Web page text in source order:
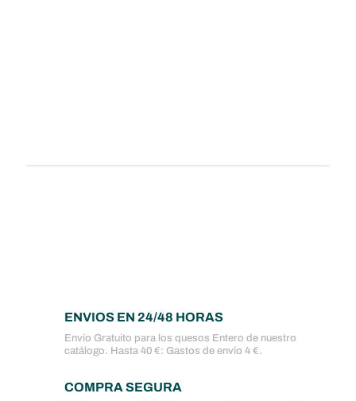
ENVIOS EN 24/48 HORAS
Envío Gratuito para los quesos Entero de nuestro
catálogo. Hasta 40 €: Gastos de envío 4 €.
COMPRA SEGURA